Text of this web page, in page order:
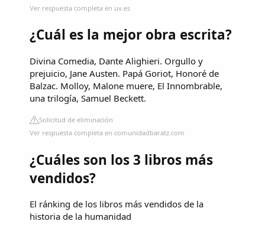
Ver respuesta completa en uv.es
¿Cuál es la mejor obra escrita?
Divina Comedia, Dante Alighieri. Orgullo y
prejuicio, Jane Austen. Papá Goriot, Honoré de
Balzac. Molloy, Malone muere, El Innombrable,
una trilogía, Samuel Beckett.
Solicitud de eliminación
Ver respuesta completa en comunidadbaratz.com
¿Cuáles son los 3 libros más
vendidos?
El ránking de los libros más vendidos de la
historia de la humanidad